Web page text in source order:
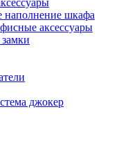
наполнение шкафа
аксессуары
джокер